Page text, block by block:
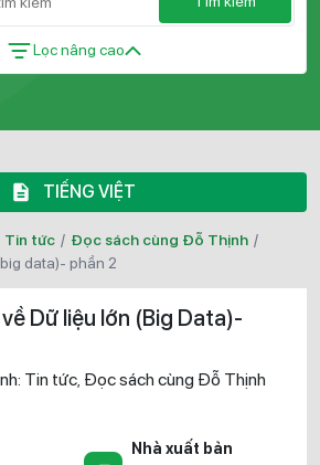
Lọc nâng cao
TIẾNG VIỆT
Tin tức / Đọc sách cùng Đỗ Thịnh /
data)- phần 2
Dữ liệu lớn (Big Data)-
Tin tức, Đọc sách cùng Đỗ Thịnh
Nhà xuất bản